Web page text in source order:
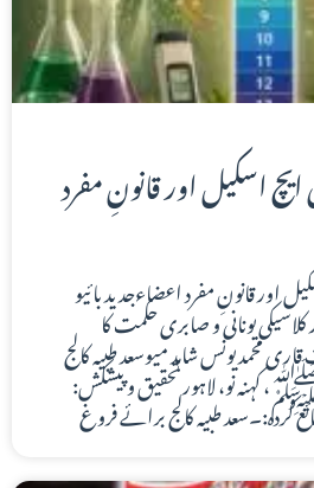
ایچ اسکیل اور قانونِ مفرد
اور قانونِ مفرد اعضاءجدید بائیو
یونانی و صابری حکمت کا
محمد یونس شاہد میوسعد طبیہ کالج
نو، لاہور تحقیق و پیشکش:
کردہ:۔سعد طبیہ کالج برائے فروغ